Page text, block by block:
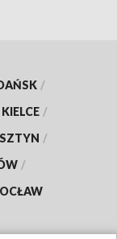
/
KIELCE /
/
/